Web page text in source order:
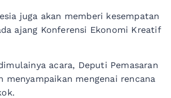
juga akan memberi kesempatan
ajang Konferensi Ekonomi Kreatif
acara, Deputi Pemasaran
mengenai rencana